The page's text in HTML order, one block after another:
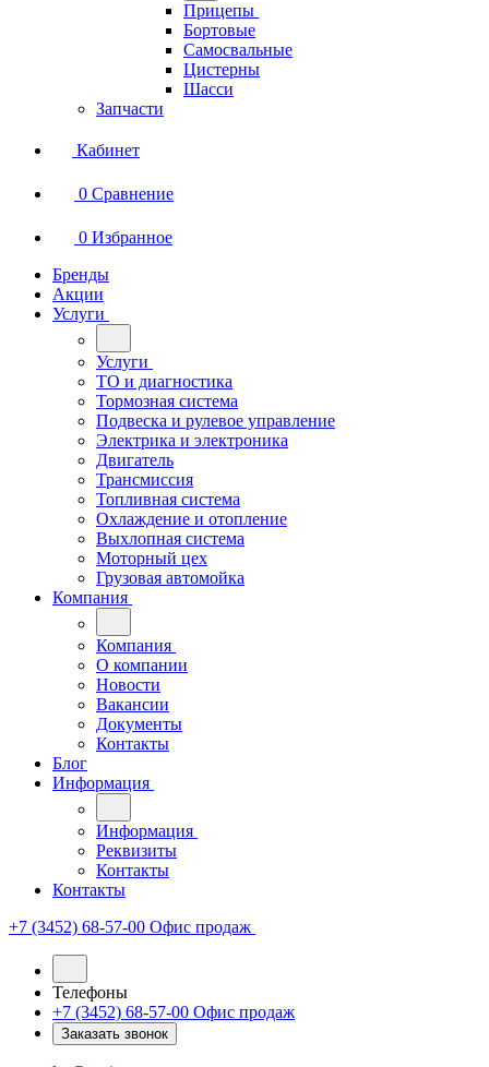
Прицепы
Бортовые
Самосвальные
Цистерны
Шасси
Запчасти
Кабинет
0 Сравнение
0 Избранное
Бренды
Акции
Услуги
Услуги
ТО и диагностика
Тормозная система
Подвеска и рулевое управление
Электрика и электроника
Двигатель
Трансмиссия
Топливная система
Охлаждение и отопление
Выхлопная система
Моторный цех
Грузовая автомойка
Компания
Компания
О компании
Новости
Вакансии
Документы
Контакты
Блог
Информация
Информация
Реквизиты
Контакты
Контакты
+7 (3452) 68-57-00 Офис продаж
Телефоны
+7 (3452) 68-57-00 Офис продаж
Заказать звонок